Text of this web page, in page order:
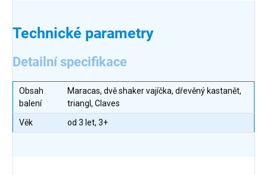
Technické parametry
Detailní specifikace
Obsah
balení
Maracas, dvě shaker vajíčka, dřevěný kastanět,
triangl, Claves
Věk
od 3 let, 3+